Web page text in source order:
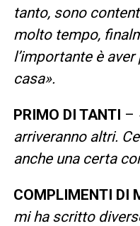
tanto, sono
molto tempo,
l’importante è
casa».
PRIMO DI TANTI –
arriveranno altri.
anche una certa
COMPLIMENTI DI
mi ha scritto